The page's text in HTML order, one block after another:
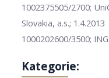
1002375505/2700;
Slovakia, a.s.; 1.4.2013
1000202600/3500;
Kategorie: